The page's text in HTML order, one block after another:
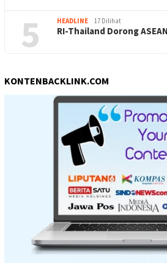
5 HEADLINE 17 Dilihat
RI-Thailand Dorong
KONTENBACKLINK.COM